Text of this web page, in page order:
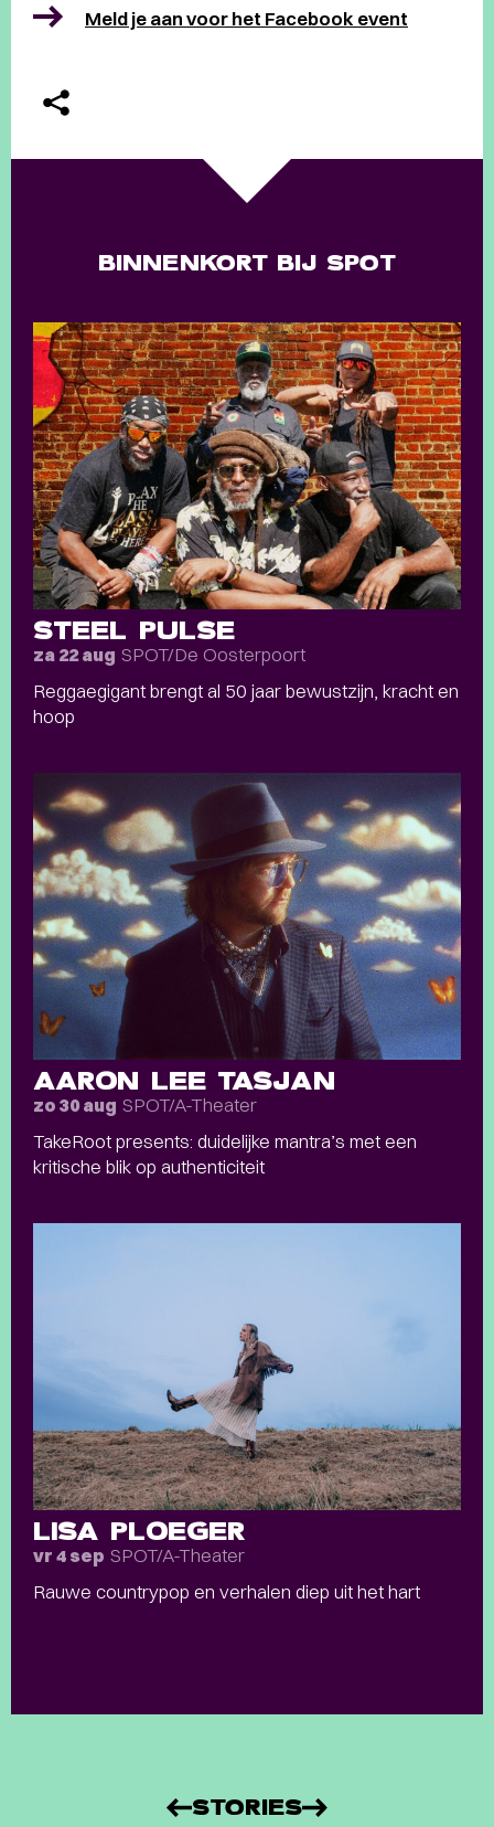
Meld je aan voor het Facebook event
BINNENKORT BIJ SPOT
STEEL PULSE
za 22 aug SPOT/De Oosterpoort
Reggaegigant brengt al 50 jaar bewustzijn, kracht en
hoop
AARON LEE TASJAN
zo 30 aug SPOT/A-Theater
TakeRoot presents: duidelijke mantra’s met een
kritische blik op authenticiteit
LISA PLOEGER
vr 4 sep SPOT/A-Theater
Rauwe countrypop en verhalen diep uit het hart
STORIES